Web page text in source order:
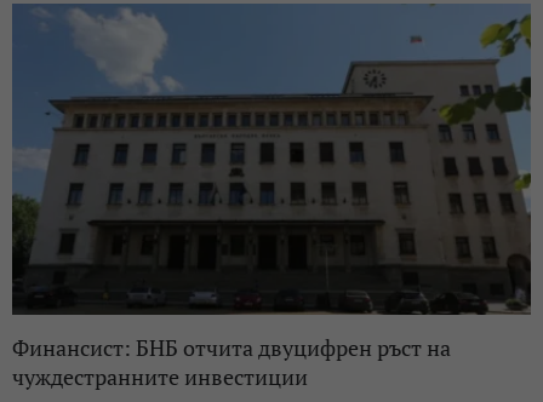
Финансист: БНБ отчита двуцифрен ръст на
чуждестранните инвестиции